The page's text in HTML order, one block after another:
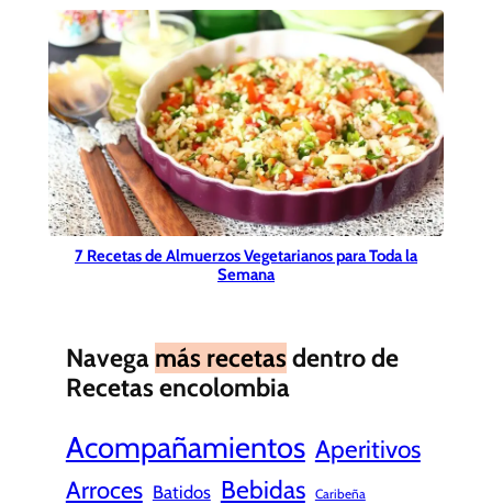
7 Recetas de Almuerzos Vegetarianos para Toda la
Semana
Navega más recetasdentro de
Recetas encolombia
Acompañamientos Aperitivos
Arroces Batidos Bebidas Caribeña